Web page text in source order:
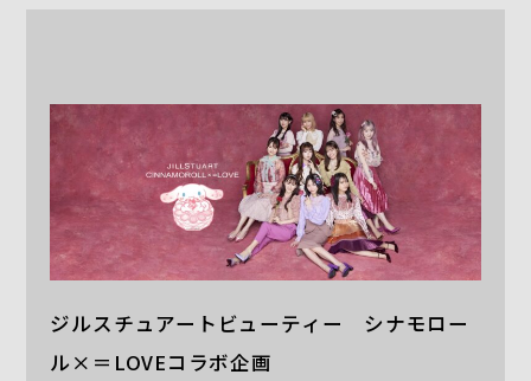
ジルスチュアートビューティー シナモロー
ル×＝LOVEコラボ企画